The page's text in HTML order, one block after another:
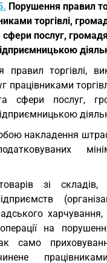
Порушення правил
торгівлі,
сфери послуг,
правил торгівлі,
працівниками
сфери послуг,
накладення
зі складів,
на
само